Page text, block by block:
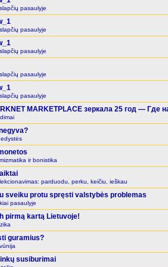
pasaulyje
pasaulyje
pasaulyje
pasaulyje
pasaulyje
MARKETPLACE зеркала 25 год — Где
ir bonistika
parduodu, perku, keičiu, ieškau
sveiku protu spręsti valstybės problemas
pasaulyje
pirmą kartą Lietuvoje!
guramius?
susiburimai